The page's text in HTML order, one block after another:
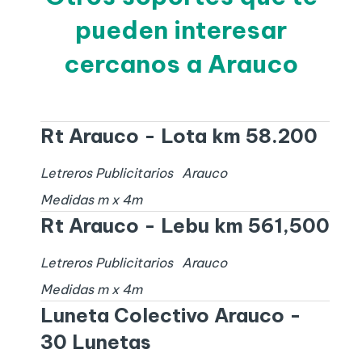
pueden interesar
cercanos a Arauco
Rt Arauco - Lota km 58.200
Letreros Publicitarios
Arauco
Medidas m x 4m
Rt Arauco - Lebu km 561,500
Letreros Publicitarios
Arauco
Medidas m x 4m
Luneta Colectivo Arauco -
30 Lunetas